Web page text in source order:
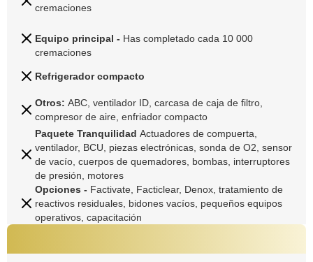
cremaciones
Equipo principal - Has completado cada 10 000
cremaciones
Refrigerador compacto
Otros: ABC, ventilador ID, carcasa de caja de filtro,
compresor de aire, enfriador compacto
Paquete Tranquilidad Actuadores de compuerta,
ventilador, BCU, piezas electrónicas, sonda de O2, sensor
de vacío, cuerpos de quemadores, bombas, interruptores
de presión, motores
Opciones - Factivate, Facticlear, Denox, tratamiento de
reactivos residuales, bidones vacíos, pequeños equipos
operativos, capacitación